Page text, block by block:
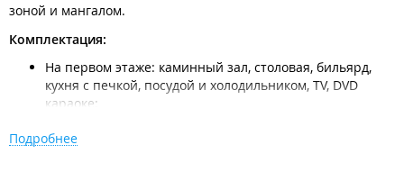
зоной и мангалом.
Комплектация:
На первом этаже: каминный зал, столовая, бильярд,
кухня с печкой, посудой и холодильником, TV, DVD
караоке;
кроватью;
Подробнее